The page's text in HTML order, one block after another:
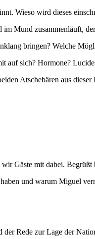
Wieso wird dieses
im Mund zusammenläuft,
bringen? Welche
auf sich? Hormone?
Atschebären aus dieser
Gäste mit dabei.
und warum Miguel
der Rede zur Lage der